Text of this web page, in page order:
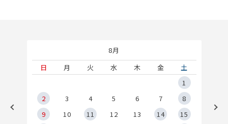
8月
日
月 火 水 木 金
土
1
2
3 4 5 6 7
8
9
10 11 12 13 14
15